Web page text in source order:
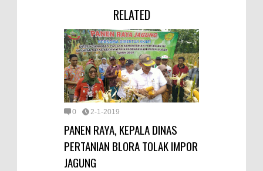
RELATED
0 2-1-2019
PANEN RAYA, KEPALA DINAS
PERTANIAN BLORA TOLAK IMPOR
JAGUNG